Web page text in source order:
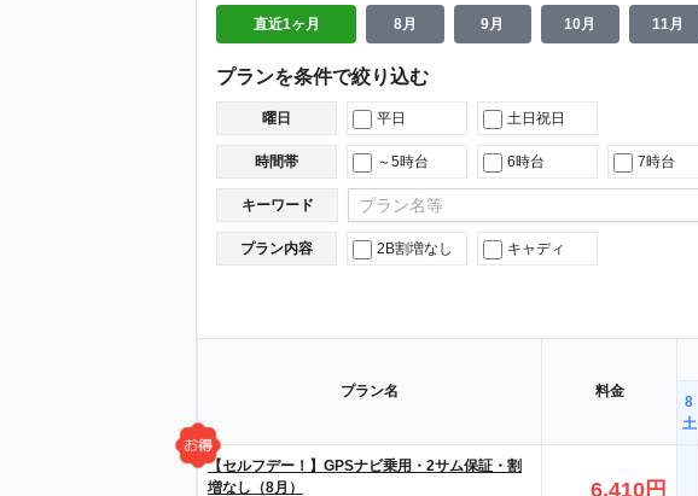
直近1ヶ月 8月 9月 10月 11月
プランを条件で絞り込む
曜日 平日 土日祝日
時間帯 ～5時台 6時台 7時台
キーワード
プラン内容 2B割増なし キャディ
プラン名 料金
8
土
【セルフデー！】GPSナビ乗用・2サム保証・割
増なし（8月）
6,410円